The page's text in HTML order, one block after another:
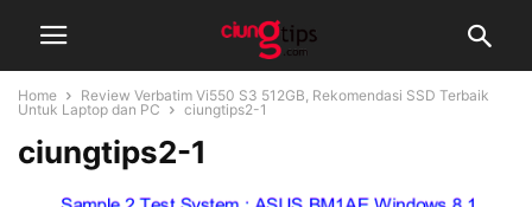
Home
Review Verbatim Vi550 S3 512GB, Rekomendasi SSD Terbaik
Untuk Laptop dan PC
ciungtips2-1
ciungtips2-1